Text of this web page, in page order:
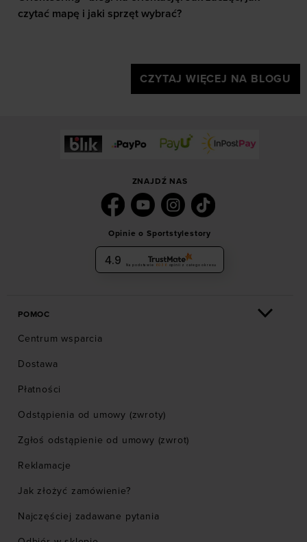
czytać mapę i jaki sprzęt wybrać?
CZYTAJ WIĘCEJ NA BLOGU
ZNAJDŹ NAS
Opinie o Sportstylestory
4.9 Na podstawie 6036 opinii z całego okresu
POMOC
Centrum wsparcia
Dostawa
Płatności
Odstąpienia od umowy (zwroty)
Zgłoś odstąpienie od umowy (zwrot)
Reklamacje
Jak złożyć zamówienie?
Najczęściej zadawane pytania